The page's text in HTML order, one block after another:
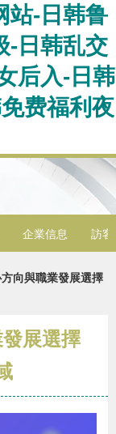
站-日韩鲁
-日韩乱交
后入-日韩
费福利夜
企業信息 訪客
向與職業發展選擇
展選擇